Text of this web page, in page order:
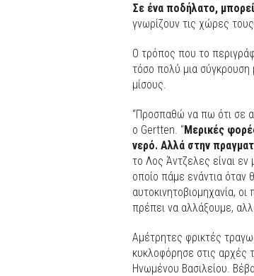
Σε ένα ποδήλατο,
γνωρίζουν τις χώρες
Ο τρόπος που το
τόσο πολύ μια σύγκρουση
μίσους.
“Προσπαθώ να πω ότι σε
ο Gertten. “Μερικές
νερό. Αλλά στην
το Λος Άντζελες είναι εν
οποίο πάμε ενάντια όταν
αυτοκινητοβιομηχανία,
πρέπει να αλλάξουμε,
Αμέτρητες φρικτές
κυκλοφόρησε στις αρχές
Ηνωμένου Βασιλείου.